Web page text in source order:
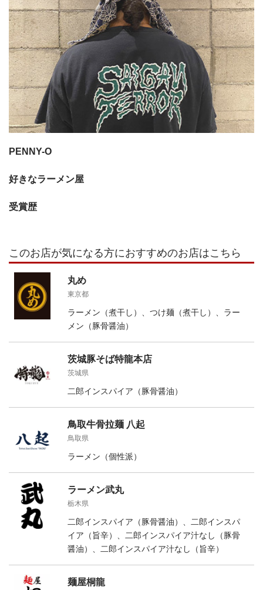
PENNY-O
好きなラーメン屋
受賞歴
このお店が気になる方におすすめのお店はこちら
丸め
東京都
ラーメン（煮干し）、つけ麺（煮干し）、ラー
メン（豚骨醤油）
茨城豚そば特龍本店
茨城県
二郎インスパイア（豚骨醤油）
鳥取牛骨拉麺 八起
鳥取県
ラーメン（個性派）
ラーメン武丸
栃木県
二郎インスパイア（豚骨醤油）、二郎インスパ
イア（旨辛）、二郎インスパイア汁なし（豚骨
醤油）、二郎インスパイア汁なし（旨辛）
麺屋桐龍